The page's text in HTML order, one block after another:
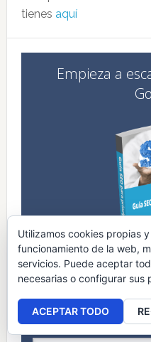
tienes aquí
Empieza a
Suscríbete a la
Utilizamos cookies propias
funcionamiento de la web,
servicios. Puede aceptar
necesarias o configurar sus
ACEPTAR TODO